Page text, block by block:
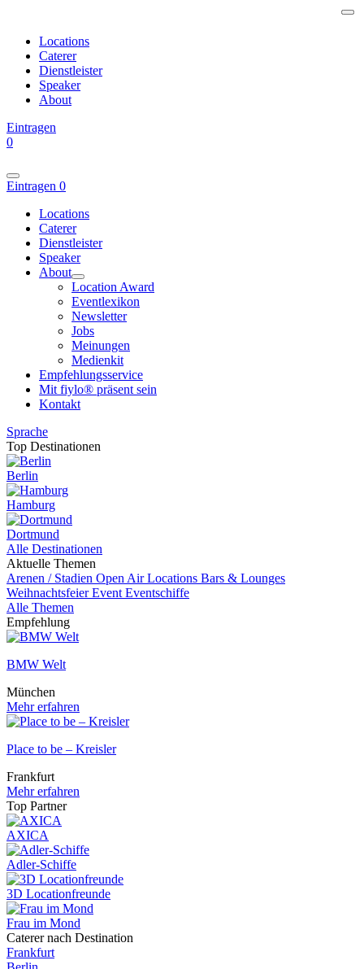
Locations
Caterer
Dienstleister
Speaker
About
Eintragen
0
Eintragen 0
Locations
Caterer
Dienstleister
Speaker
About
Location Award
Eventlexikon
Newsletter
Jobs
Meinungen
Medienkit
Empfehlungsservice
Mit fiylo® präsent sein
Kontakt
Sprache
Top Destinationen
Berlin
Hamburg
Dortmund
Alle Destinationen
Aktuelle Themen
Arenen / Stadien Open Air Locations Bars & Lounges
WeihnachtsfeierEvent Eventschiffe
Alle Themen
Empfehlung
BMW Welt
München
Mehr erfahren
Place to be – Kreisler
Frankfurt
Mehr erfahren
Top Partner
AXICA
Adler-Schiffe
3D Locationfreunde
Frau im Mond
Caterer nach Destination
Frankfurt